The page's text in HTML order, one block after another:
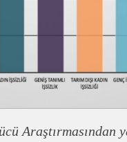
Araştırmasından